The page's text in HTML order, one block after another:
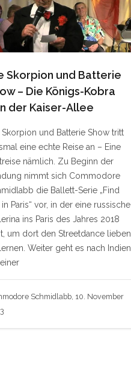
Skorpion und Batterie
– Die Königs-Kobra
der Kaiser-Allee
Skorpion und Batterie Show tritt
eine echte Reise an – Eine
nämlich. Zu Beginn der
nimmt sich Commodore
die Ballett-Serie „Find
Paris“ vor, in der eine russische
ins Paris des Jahres 2018
um dort den Streetdance lieben
Weiter geht es nach Indien.
Schmidlabb, 10. November